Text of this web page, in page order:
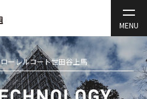
ローレルコート世田谷上馬